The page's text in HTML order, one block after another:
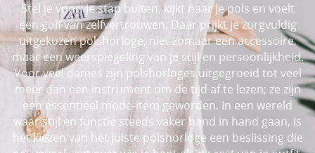
Stel je voor: je stap buiten, kijkt naar je pols en voelt
een golf van zelfvertrouwen. Daar prijkt je zorgvuldig
uitgekozen polshorloge, niet zomaar een accessoire,
maar een weerspiegeling van je stijl en persoonlijkheid.
Voor veel dames zijn polshorloges uitgegroeid tot veel
meer dan een instrument om de tijd af te lezen; ze zijn
een essentieel mode-item geworden. In een wereld
waar stijl en functie steeds vaker hand in hand gaan, is
het kiezen van het juiste polshorloge een beslissing die